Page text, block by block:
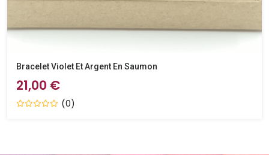
Bracelet Violet Et Argent En Saumon
21,00 €
(0)